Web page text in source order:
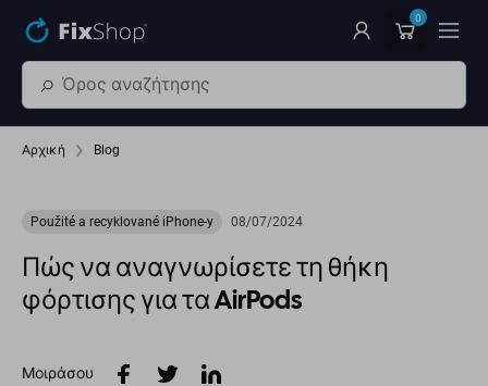
0
Αρχική Blog
Použité a recyklované iPhone-y 08/07/2024
Μοιράσου
Πώς να αναγνωρίσετε τη θήκη
φόρτισης για τα AirPods